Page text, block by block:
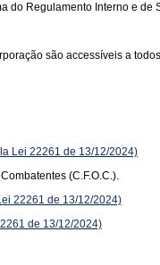
do Regulamento Interno e de
são accessíveis a
Lei 22261 de 13/12/2024)
(C.F.O.C.).
22261 de 13/12/2024)
de 13/12/2024)